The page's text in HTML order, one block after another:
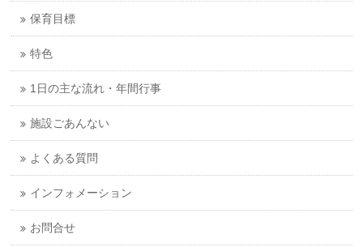
保育目標
特色
1日の主な流れ・年間行事
施設ごあんない
よくある質問
インフォメーション
お問合せ